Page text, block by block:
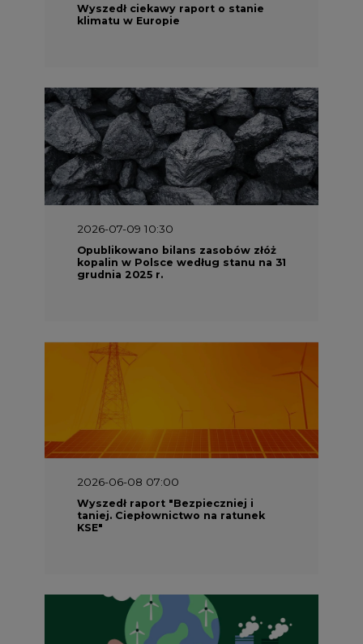
Wyszedł ciekawy raport o stanie
klimatu w Europie
2026-07-09 10:30
Opublikowano bilans zasobów złóż
kopalin w Polsce według stanu na 31
grudnia 2025 r.
2026-06-08 07:00
Wyszedł raport "Bezpieczniej i
taniej. Ciepłownictwo na ratunek
KSE"